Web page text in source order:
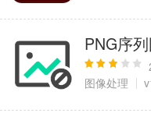
PNG序
图像处理